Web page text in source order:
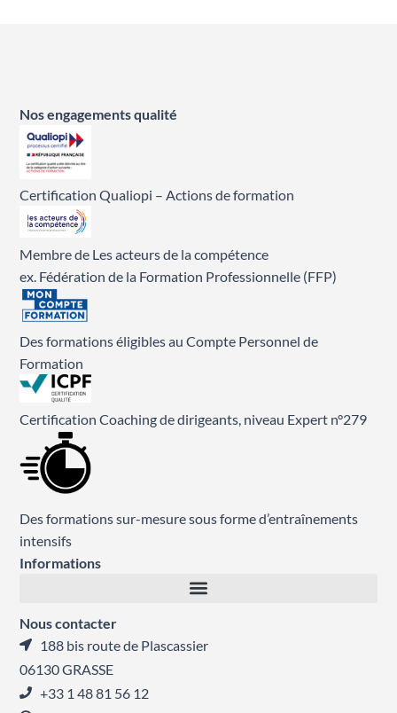
Nos engagements qualité
Certification Qualiopi – Actions de formation
Membre de Les acteurs de la compétence
ex. Fédération de la Formation Professionnelle (FFP)
Des formations éligibles au Compte Personnel de
Formation
Certification Coaching de dirigeants, niveau Expert n°279
Des formations sur-mesure sous forme d’entraînements
intensifs
Informations
Nous contacter
188 bis route de Plascassier
06130 GRASSE
+33 1 48 81 56 12